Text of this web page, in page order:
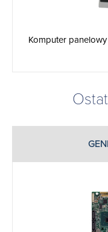
Komputer panelowy